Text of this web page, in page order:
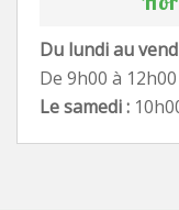
Du lundi au
De 9h00 à
Le samedi :